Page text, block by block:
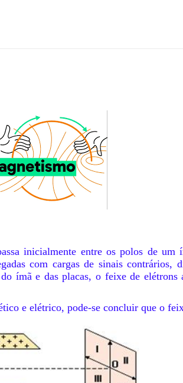
inicialmente entre os polos de um
com cargas de sinais contrários,
ímã e das placas, o feixe de elétrons
e elétrico, pode-se concluir que o